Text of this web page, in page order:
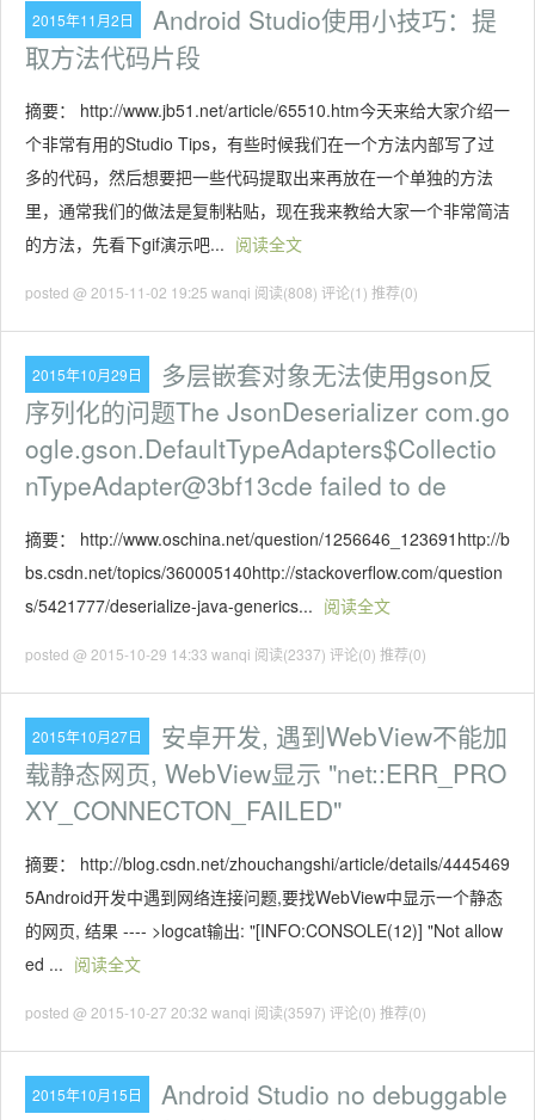
2015年11月2日
Android Studio使用小技巧：提
取方法代码片段
摘要： http://www.jb51.net/article/65510.htm今天来给大家介绍一
个非常有用的Studio Tips，有些时候我们在一个方法内部写了过
多的代码，然后想要把一些代码提取出来再放在一个单独的方法
里，通常我们的做法是复制粘贴，现在我来教给大家一个非常简洁
的方法，先看下gif演示吧... 阅读全文
posted @ 2015-11-02 19:25 wanqi 阅读(808) 评论(1) 推荐(0)
2015年10月29日
多层嵌套对象无法使用gson反
序列化的问题The JsonDeserializer com.go
ogle.gson.DefaultTypeAdapters$Collectio
nTypeAdapter@3bf13cde failed to de
摘要： http://www.oschina.net/question/1256646_123691http://b
bs.csdn.net/topics/360005140http://stackoverflow.com/question
s/5421777/deserialize-java-generics... 阅读全文
posted @ 2015-10-29 14:33 wanqi 阅读(2337) 评论(0) 推荐(0)
2015年10月27日
安卓开发, 遇到WebView不能加
载静态网页, WebView显示 "net::ERR_PRO
XY_CONNECTON_FAILED"
摘要： http://blog.csdn.net/zhouchangshi/article/details/4445469
5Android开发中遇到网络连接问题,要找WebView中显示一个静态
的网页, 结果 ---- >logcat输出: "[INFO:CONSOLE(12)] "Not allow
ed ... 阅读全文
posted @ 2015-10-27 20:32 wanqi 阅读(3597) 评论(0) 推荐(0)
2015年10月15日
Android Studio no debuggable